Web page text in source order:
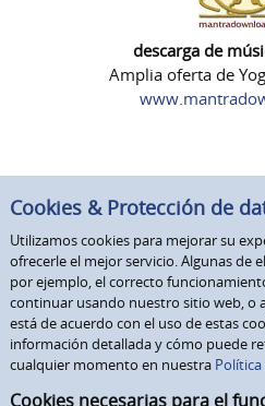
descarga de
Amplia oferta de
Cookies & Protección de
Utilizamos cookies para mejorar su
ofrecerle el mejor servicio. Algunas de
por ejemplo, el correcto
continuar usando nuestro sitio web, o
está de acuerdo con el uso de estas
información detallada y cómo puede
cualquier momento en nuestra
Cookies necesarias para el